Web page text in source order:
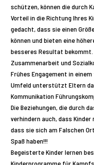
schützen, können die durch
Vorteil in die Richtung Ihres
gedacht, dass sie einen
können und bieten eine
besseres Resultat bekommt.
Zusammenarbeit und
Frühes Engagement in
Umfeld unterstützt Eltern
Kommunikation
Die Beziehungen, die durch
verhindern auch, dass
dass sie sich am Falschen
Spaß haben!!!
Begeisterte Kinder lernen
Kinderprogramme für